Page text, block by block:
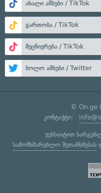
ახალი ამბები / TikTok
გართობა / TikTok
მეცნიერება / TikTok
ბოლო ამბები / Twitter
© On.ge
კონტაქტი:
ვებსაიტით
სამომხმარებლო შეთანხმებას